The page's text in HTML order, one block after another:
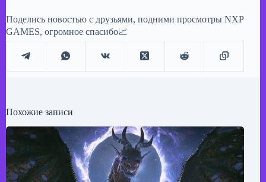
Поделись новостью с друзьями, подними просмотры NXP
GAMES, огромное спасибо📈
Похожие записи